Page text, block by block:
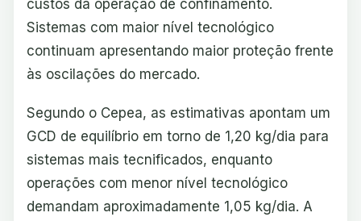
custos da operação de confinamento.
Sistemas com maior nível tecnológico
continuam apresentando maior proteção frente
às oscilações do mercado.
Segundo o Cepea, as estimativas apontam um
GCD de equilíbrio em torno de 1,20 kg/dia para
sistemas mais tecnificados, enquanto
operações com menor nível tecnológico
demandam aproximadamente 1,05 kg/dia. A